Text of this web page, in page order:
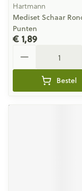
Hartmann
Mediset Schaar
Punten
€ 1,89
Bestel